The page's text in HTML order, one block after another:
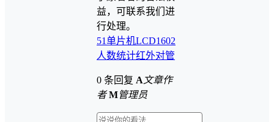
益，可联系我们进
行处理。
51单片机LCD1602
人数统计红外对管
0 条回复 A 文章作
者 M管理员